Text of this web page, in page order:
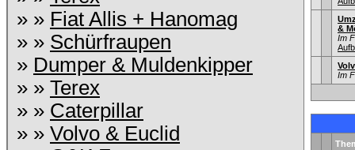
» » Fiat Allis + Hanomag
» » Schürfraupen
» Dumper & Muldenkipper
» » Terex
» » Caterpillar
» » Volvo & Euclid
&
Im
Im